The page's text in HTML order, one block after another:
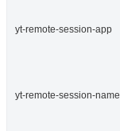
yt-remote-session-app
yt-remote-session-name